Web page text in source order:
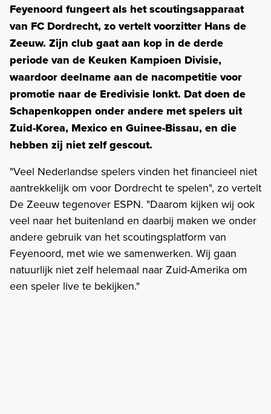
Feyenoord fungeert als het scoutingsapparaat
van FC Dordrecht, zo vertelt voorzitter Hans de
Zeeuw. Zijn club gaat aan kop in de derde
periode van de Keuken Kampioen Divisie,
waardoor deelname aan de nacompetitie voor
promotie naar de Eredivisie lonkt. Dat doen de
Schapenkoppen onder andere met spelers uit
Zuid-Korea, Mexico en Guinee-Bissau, en die
hebben zij niet zelf gescout.
"Veel Nederlandse spelers vinden het financieel niet
aantrekkelijk om voor Dordrecht te spelen", zo vertelt
De Zeeuw tegenover ESPN. "Daarom kijken wij ook
veel naar het buitenland en daarbij maken we onder
andere gebruik van het scoutingsplatform van
Feyenoord, met wie we samenwerken. Wij gaan
natuurlijk niet zelf helemaal naar Zuid-Amerika om
een speler live te bekijken."